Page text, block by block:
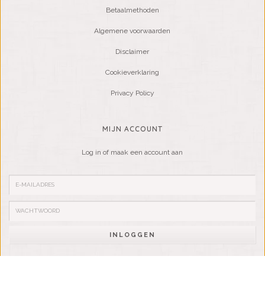
Betaalmethoden
Algemene voorwaarden
Disclaimer
Cookieverklaring
Privacy Policy
MIJN ACCOUNT
Log in of maak een account aan
INLOGGEN